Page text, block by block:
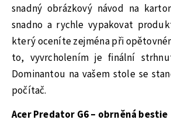
snadný obrázkový návod na
snadno a rychle vypakovat
který oceníte zejména při
to, vyvrcholením je finální
Dominantou na vašem stole se
počítač.
Acer Predator G6 – obrněná bestie